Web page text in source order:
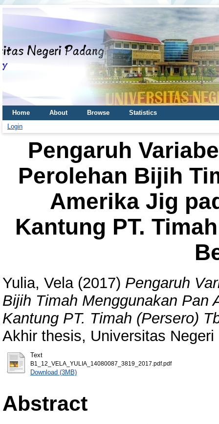
Home About Browse
Statistics
Login
Pengaruh
Perolehan Bijih
Amerika Jig
Kantung PT.
Yulia, Vela(2017) Pengaruh
Bijih Timah Menggunakan Pan
Kantung PT. Timah (Persero)
Akhir thesis, Universitas Negeri
Text
B1_12_VELA_YULIA_14080087_3819_2017.pdf.pdf
Download (3MB)
Abstract